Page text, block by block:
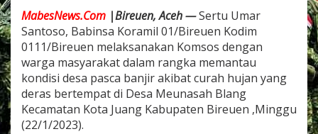
a
b
i
n
a
K
o
MabesNews.Com |Bireuen, Aceh —Sertu Umar
Santoso, Babinsa Koramil 01/Bireuen Kodim
0111/Bireuen melaksanakan Komsos dengan
warga masyarakat dalam rangka memantau
kondisi desa pasca banjir akibat curah hujan yang
deras bertempat di Desa Meunasah Blang
Kecamatan Kota Juang Kabupaten Bireuen ,Minggu
(22/1/2023).